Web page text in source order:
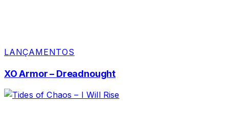
LANÇAMENTOS
XO Armor – Dreadnought